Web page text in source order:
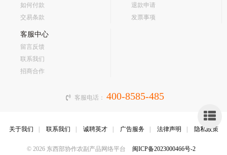
侧
如何付款
交易条款
退款申请
发票事项
客服中心
留言反馈
联系我们
招商合作
客服电话： 400-8585-485
关于我们 联系我们 诚聘英才 广告服务 法律声明 隐私政策
© 2026 东西部协作农副产品网络平台 闽ICP备2023000466号-2